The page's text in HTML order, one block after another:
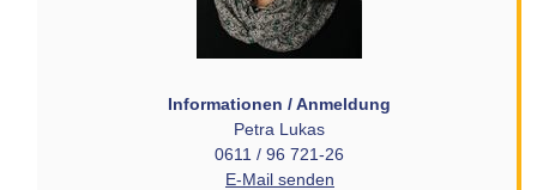
Informationen / Anmeldung
Petra Lukas
0611 / 96 721-26
E-Mail senden